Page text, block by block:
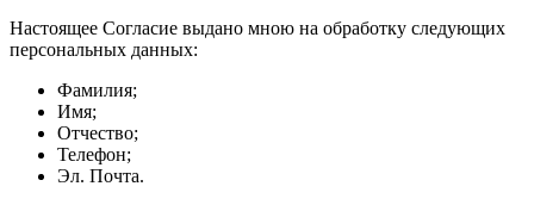
Настоящее Согласие выдано мною на обработку следующих
персональных данных:
Фамилия;
Имя;
Отчество;
Телефон;
Эл. Почта.